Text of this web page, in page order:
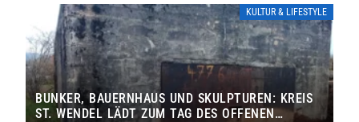
KULTUR & LIFESTYLE
BUNKER, BAUERNHAUS UND SKULPTUREN: KREIS
ST. WENDEL LÄDT ZUM TAG DES OFFENEN